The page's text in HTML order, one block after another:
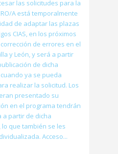
las solicitudes para la
A está temporalmente
de adaptar las plazas
CIAS, en los próximos
de errores en el
y León, y será a partir
de dicha
ya se pueda
realizar la solicitud. Los
presentado su
en el programa tendrán
a partir de dicha
que también se les
Acceso